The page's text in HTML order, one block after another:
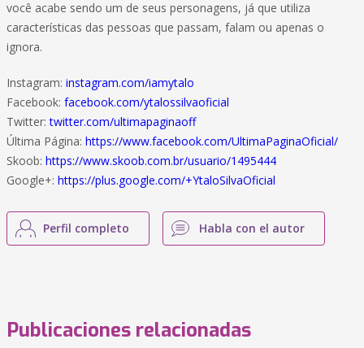
você acabe sendo um de seus personagens, já que utiliza
características das pessoas que passam, falam ou apenas o
ignora.
Instagram: instagram.com/iamytalo
Facebook: facebook.com/ytalossilvaoficial
Twitter:twitter.com/ultimapaginaoff
Última Página: https://www.facebook.com/UltimaPaginaOficial/
Skoob: https://www.skoob.com.br/usuario/1495444
Google+: https://plus.google.com/+YtaloSilvaOficial
Perfil completo Habla con el autor
Publicaciones relacionadas